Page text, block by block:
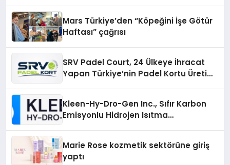
Mars Türkiye’den “Köpeğini İşe Götür
Haftası” çağrısı
SRV Padel Court, 24 Ülkeye İhracat
Yapan Türkiye’nin Padel Kortu Üretim
Kleen-Hy-Dro-Gen Inc., Sıfır Karbon
Emisyonlu Hidrojen Isıtma
Marie Rose kozmetik sektörüne giriş
yaptı